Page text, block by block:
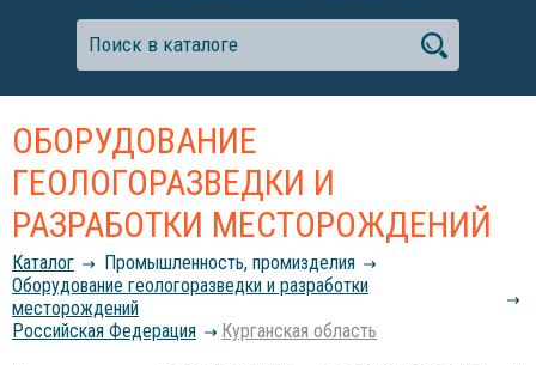
ОБОРУДОВАНИЕ
ГЕОЛОГОРАЗВЕДКИ И
РАЗРАБОТКИ МЕСТОРОЖДЕНИЙ
Каталог
Промышленность, промизделия
Оборудование геологоразведки и разработки
месторождений
Российcкая Федерация
Курганская область